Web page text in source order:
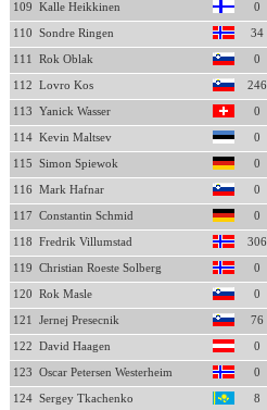
109 Kalle Heikkinen 0
110 Sondre Ringen 34
111 Rok Oblak 0
112 Lovro Kos 246
113 Yanick Wasser 0
114 Kevin Maltsev 0
115 Simon Spiewok 0
116 Mark Hafnar 0
117 Constantin Schmid 0
118 Fredrik Villumstad 306
119 Christian Roeste Solberg 0
120 Rok Masle 0
121 Jernej Presecnik 76
122 David Haagen 0
123 Oscar Petersen Westerheim 0
124 Sergey Tkachenko 8